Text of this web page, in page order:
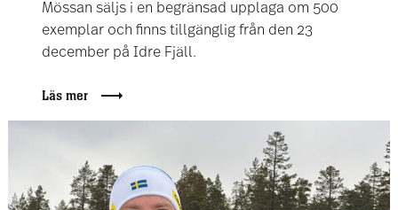
Mössan säljs i en begränsad upplaga om 500
exemplar och finns tillgänglig från den 23
december på Idre Fjäll.
Läs mer